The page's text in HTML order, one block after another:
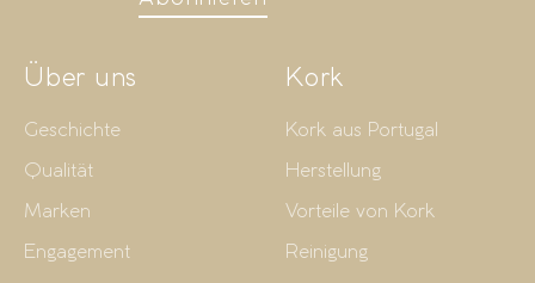
Über uns
Geschichte
Qualität
Marken
Engagement
Kork
Kork aus Portugal
Herstellung
Vorteile von Kork
Reinigung